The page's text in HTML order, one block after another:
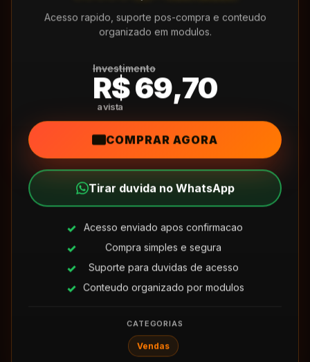
Acesso rapido, suporte pos-compra e conteudo
organizado em modulos.
Investimento
R$ 69,70
COMPRAR AGORA
Tirar duvida no WhatsApp
Acesso enviado apos confirmacao
Compra simples e segura
Suporte para duvidas de acesso
Conteudo organizado por modulos
CATEGORIAS
Vendas